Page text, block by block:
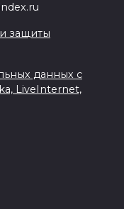
защиты
данных с
LiveInternet,